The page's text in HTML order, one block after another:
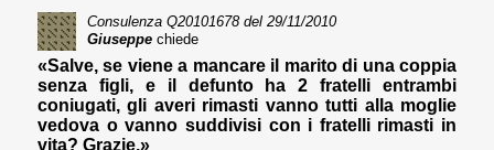
Consulenza Q20101678del 29/11/2010
Giuseppe chiede
«Salve, se viene a mancare il marito di una coppia
senza figli, e il defunto ha 2 fratelli entrambi
coniugati, gli averi rimasti vanno tutti alla moglie
vedova o vanno suddivisi con i fratelli rimasti in
vita? Grazie.»